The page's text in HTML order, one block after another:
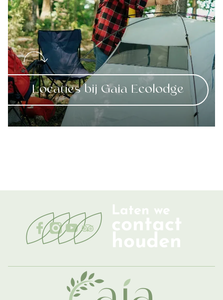
Locaties bij Gaia Ecolodge
Laten we
contact
houden